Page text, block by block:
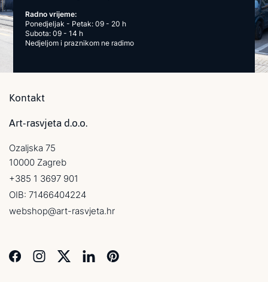
Radno vrijeme:
Ponedjeljak - Petak: 09 - 20 h
Subota: 09 - 14 h
Nedjeljom i praznikom ne radimo
Kontakt
Art-rasvjeta d.o.o.
Ozaljska 75
10000 Zagreb
+385 1 3697 901
OIB: 71466404224
webshop@art-rasvjeta.hr